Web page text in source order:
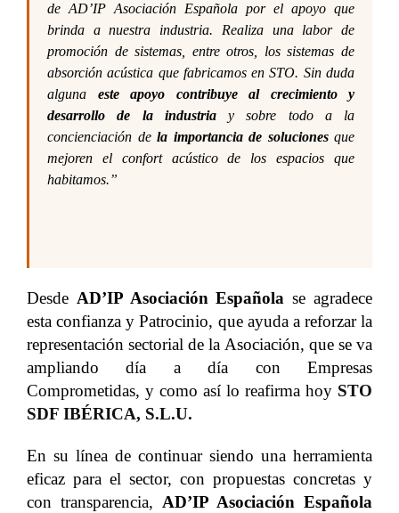
de AD’IP Asociación Española por el apoyo que
brinda a nuestra industria. Realiza una labor de
promoción de sistemas, entre otros, los sistemas de
absorción acústica que fabricamos en STO. Sin duda
alguna este apoyo contribuye al crecimiento y
desarrollo de la industriay sobre todo a la
concienciación de la importancia de solucionesque
mejoren el confort acústico de los espacios que
habitamos.”
Desde AD’IP Asociación Española se agradece
esta confianza y Patrocinio, que ayuda a reforzar la
representación sectorial de la Asociación, que se va
ampliando día a día con Empresas
Comprometidas, y como así lo reafirma hoy STO
SDF IBÉRICA, S.L.U.
En su línea de continuar siendo una herramienta
eficaz para el sector, con propuestas concretas y
con transparencia, AD’IP Asociación Española